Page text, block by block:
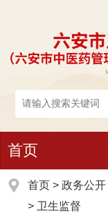
首页
首页 > 政务公开
> 卫生监督